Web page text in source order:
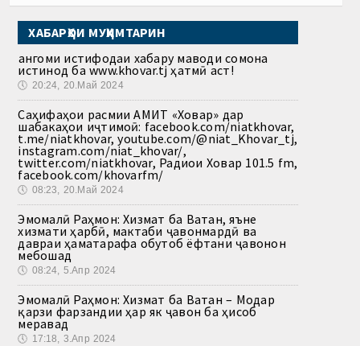
ХАБАРҲОИ МУҲИМТАРИН
Ҳангоми истифодаи хабару маводи сомона
истинод ба www.khovar.tj ҳатмӣ аст!
🕔 20:24, 20.Май 2024
Саҳифаҳои расмии АМИТ «Ховар» дар
шабакаҳои иҷтимоӣ: facebook.com/niatkhovar,
t.me/niatkhovar, youtube.com/@niat_Khovar_tj,
instagram.com/niat_khovar/,
twitter.com/niatkhovar, Радиои Ховар 101.5 fm,
facebook.com/khovarfm/
🕔 08:23, 20.Май 2024
Эмомалӣ Раҳмон: Хизмат ба Ватан, яъне
хизмати ҳарбӣ, мактаби ҷавонмардӣ ва
давраи ҳаматарафа обутоб ёфтани ҷавонон
мебошад
🕔 08:24, 5.Апр 2024
Эмомалӣ Раҳмон: Хизмат ба Ватан – Модар
қарзи фарзандии ҳар як ҷавон ба ҳисоб
меравад
🕔 17:18, 3.Апр 2024